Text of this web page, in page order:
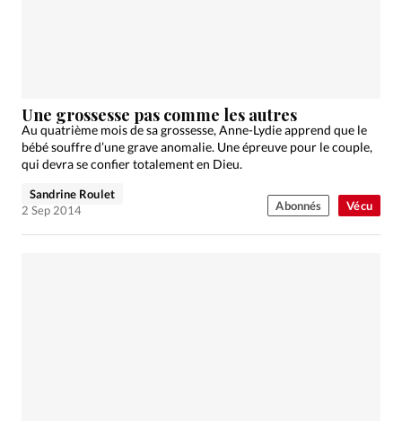
Vécu
Une grossesse pas comme les autres
Au quatrième mois de sa grossesse, Anne-Lydie apprend que le
bébé souffre d’une grave anomalie. Une épreuve pour le couple,
qui devra se confier totalement en Dieu.
Sandrine Roulet
2 Sep 2014
Abonnés